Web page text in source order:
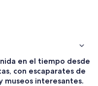
en el tiempo desde
con escaparates de
museos interesantes.